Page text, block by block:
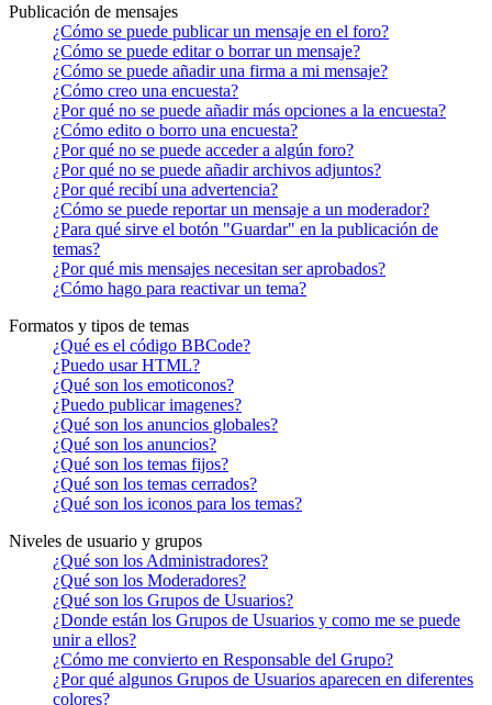
Publicación de mensajes
¿Cómo se puede publicar un mensaje en el foro?
¿Cómo se puede editar o borrar un mensaje?
¿Cómo se puede añadir una firma a mi mensaje?
¿Cómo creo una encuesta?
¿Por qué no se puede añadir más opciones a la encuesta?
¿Cómo edito o borro una encuesta?
¿Por qué no se puede acceder a algún foro?
¿Por qué no se puede añadir archivos adjuntos?
¿Por qué recibí una advertencia?
¿Cómo se puede reportar un mensaje a un moderador?
¿Para qué sirve el botón "Guardar" en la publicación de
temas?
¿Por qué mis mensajes necesitan ser aprobados?
¿Cómo hago para reactivar un tema?
Formatos y tipos de temas
¿Qué es el código BBCode?
¿Puedo usar HTML?
¿Qué son los emoticonos?
¿Puedo publicar imagenes?
¿Qué son los anuncios globales?
¿Qué son los anuncios?
¿Qué son los temas fijos?
¿Qué son los temas cerrados?
¿Qué son los iconos para los temas?
Niveles de usuario y grupos
¿Qué son los Administradores?
¿Qué son los Moderadores?
¿Qué son los Grupos de Usuarios?
¿Donde están los Grupos de Usuarios y como me se puede
unir a ellos?
¿Cómo me convierto en Responsable del Grupo?
¿Por qué algunos Grupos de Usuarios aparecen en diferentes
colores?